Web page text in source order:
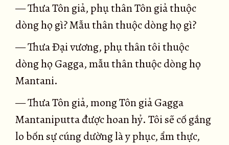
— Thưa Tôn giả, phụ thân Tôn giả thuộc
dòng họ gì? Mẫu thân thuộc dòng họ gì?
— Thưa Ðại vương, phụ thân tôi thuộc
dòng họ Gagga, mẫu thân thuộc dòng họ
Mantani.
— Thưa Tôn giả, mong Tôn giả Gagga
Mantaniputta được hoan hỷ. Tôi sẽ cố gắng
lo bốn sự cúng dường là y phục, ẩm thực,